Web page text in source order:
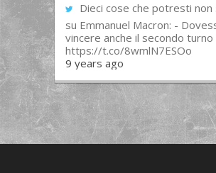
Dieci cose che potresti non
su Emmanuel Macron: -
vincere anche il secondo turno
https://t.co/8wmlN7ESOo
9 years ago